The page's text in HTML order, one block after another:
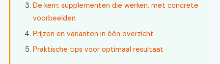
De kern: supplementen die werken, met concrete
voorbeelden
Prijzen en varianten in één overzicht
Praktische tips voor optimaal resultaat